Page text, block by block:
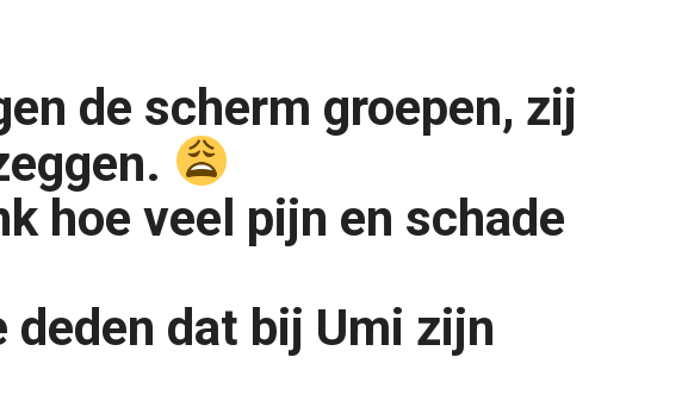
de scherm groepen, zij
hoe veel pijn en schade
dat bij Umi zijn